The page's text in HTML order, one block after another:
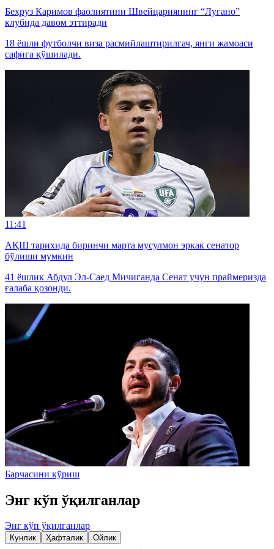
Беҳруз Каримов фаолиятини Швейцариянинг “Лугано”
клубида давом эттиради
18 ёшли футболчи виза расмийлаштирилгач, янги жамоаси
сафига қўшилади.
11:41
АҚШ тарихида биринчи марта мусулмон эркак сенатор
бўлиши мумкин
41 ёшлик Абдул Эл-Саед Мичиганда Сенат учун праймеризда
ғалаба қозонди.
Барчасини кўриш
Энг кўп ўқилганлар
Энг кўп ўқилганлар
Кунлик Ҳафталик Ойлик